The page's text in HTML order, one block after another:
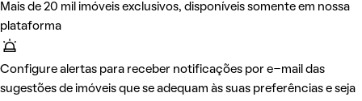
Mais de 20 mil imóveis exclusivos, disponíveis somente em nossa
plataforma
Configure alertas para receber notificações por e-mail das
sugestões de imóveis que se adequam às suas preferências e seja